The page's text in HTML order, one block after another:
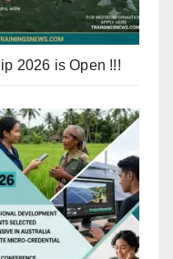
2026 is Open !!!